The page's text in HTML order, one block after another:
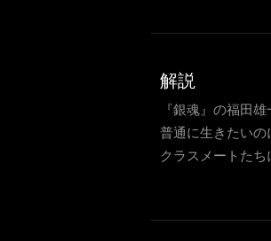
解説
『銀魂』の福田
普通に生きたい
クラスメートたち